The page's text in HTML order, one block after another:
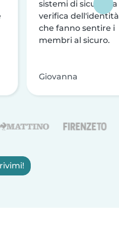
sistemi di sicurezza
verifica dell'identità
che fanno sentire i
membri al sicuro.
Giovanna